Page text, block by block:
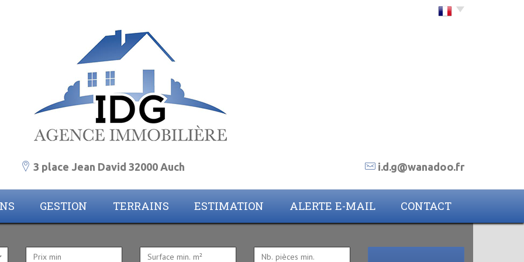
3 place Jean David 32000 Auch i.d.g@wanadoo.fr
GESTION TERRAINS ESTIMATION ALERTE E-MAIL CONTACT